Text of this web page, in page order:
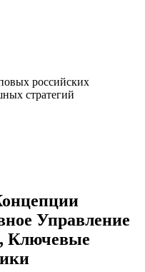
российских
стратегий
Управление
Ключевые